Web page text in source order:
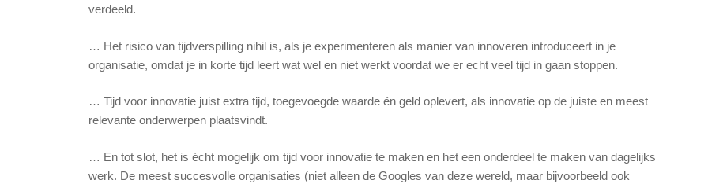
verdeeld.
… Het risico van tijdverspilling nihil is, als je experimenteren als manier van innoveren introduceert in je
organisatie, omdat je in korte tijd leert wat wel en niet werkt voordat we er echt veel tijd in gaan stoppen.
… Tijd voor innovatie juist extra tijd, toegevoegde waarde én geld oplevert, als innovatie op de juiste en meest
relevante onderwerpen plaatsvindt.
… En tot slot, het is écht mogelijk om tijd voor innovatie te maken en het een onderdeel te maken van dagelijks
werk. De meest succesvolle organisaties (niet alleen de Googles van deze wereld, maar bijvoorbeeld ook